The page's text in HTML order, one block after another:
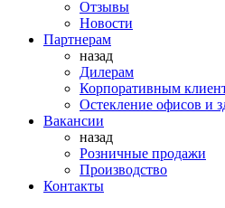
Отзывы
Новости
Партнерам
назад
Дилерам
Корпоративным
Остекление офисов и
Вакансии
назад
Розничные продажи
Производство
Контакты